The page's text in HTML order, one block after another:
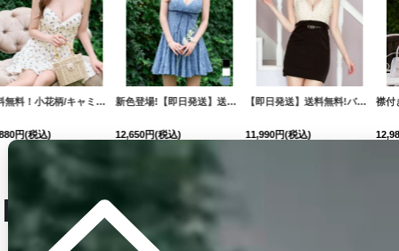
送料無料！小花柄/キャミソール/フリル/リボン/フレアー/ミニドレス/キャバドレス【XS-Mサイズ/2カラー】[OF01]【SB】dzwsBF
11,880円(税込)
新色登場!【即日発送】送料無料!バックレースアップ/リボン/キャミソール/フレア/ミニドレス/キャバドレス【XS-Sサイズ/3カラー】[OF03]【YN】dzjvBF【一部予約商品/9月上旬発送予定】
12,650円(税込)
【即日発送】送料無料!バイカラー/ドット柄/ギャザー/Vネック/ノースリーブ/ベルト/タイト/ドッキング/ミニドレス/キャバドレス【XS-Mサイズ/1カラー】[OF01] 【SB】dzmvAG
11,990円(税込)
人気ランキング (セットアップ)
No.13 No.14